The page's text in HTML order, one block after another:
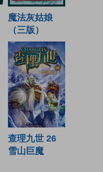
魔法灰姑娘
（三版）
查理九世 26
雪山巨魔